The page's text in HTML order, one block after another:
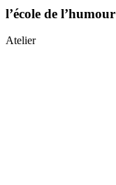
l’école de l’humour
Atelier